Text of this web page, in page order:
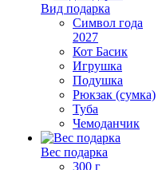
Вид подарка
Символ года
2027
Кот Басик
Игрушка
Подушка
Рюкзак (сумка)
Туба
Чемоданчик
Вес подарка
300 г